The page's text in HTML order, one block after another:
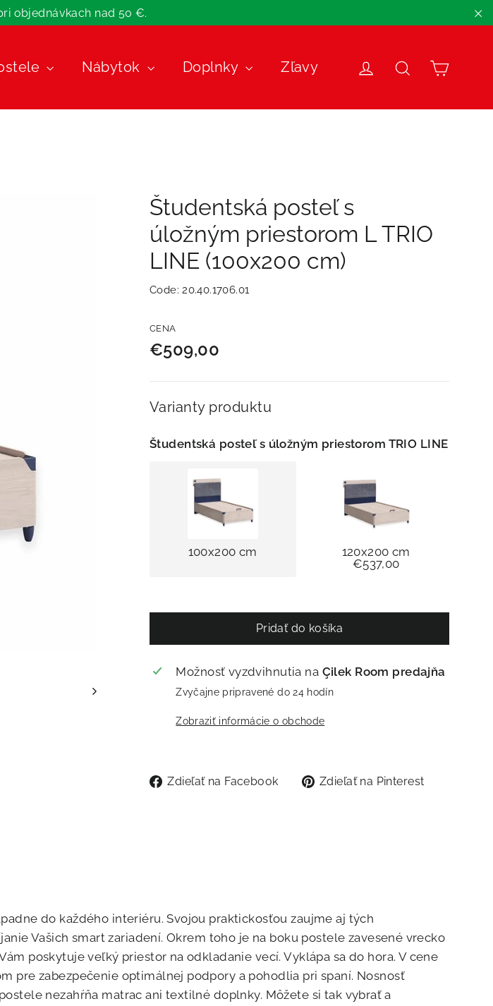
objednávkach nad 50 €.
Nábytok Doplnky Zľavy Prihlásiť sa
Názov
Študentská posteľ s
úložným priestorom L TRIO
LINE (100x200 cm)
Code:20.40.1706.01
Normálna
cena
CENA
€509,00
Varianty produktu
Študentská posteľ s úložným priestorom TRIO LINE
100x200 cm
120x200 cm
€537,00
Pridať do košíka
Možnosť vyzdvihnutia na Çilek Room predajňa
Zvyčajne pripravené do 24 hodín
Zobraziť informácie o obchode
Zdieľať na Facebook
ZdieľaťZdieľať na Pinterest
do každého interiéru. Svojou praktickosťou zaujme aj tých
Vašich smart zariadení. Okrem toho je na boku postele zavesené vrecko
poskytuje veľký priestor na odkladanie vecí. Vyklápa sa do hora. V cene
pre zabezpečenie optimálnej podpory a pohodlia pri spaní. Nosnosť
nezahŕňa matrac ani textilné doplnky. Môžete si tak vybrať a